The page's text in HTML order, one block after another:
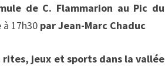
de C. Flammarion au Pic du
à 17h30 parJean-Marc Chaduc
jeux et sports dans la vallée